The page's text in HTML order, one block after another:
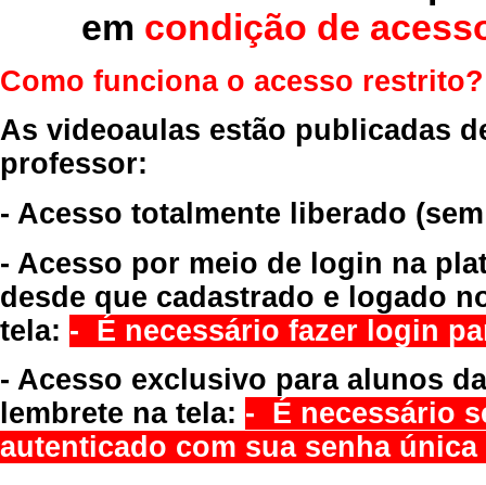
em condição de
Como funciona o acesso restrito?
As videoaulas estão publicadas
professor:
- Acesso totalmente liberado
- Acesso por meio de login na
desde que cadastrado e logado
tela: - É necessário fazer login
- Acesso exclusivo para alunos
lembrete na tela: - É necessário
autenticado com sua senha